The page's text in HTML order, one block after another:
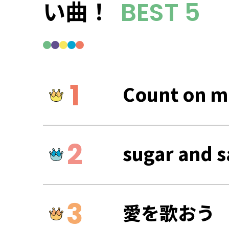
い曲！
BEST 5
Count on
sugar and
愛を歌おう